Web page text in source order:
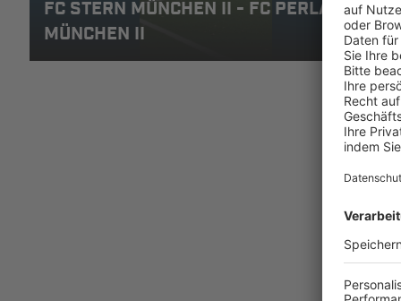
FC STERN MÜNCHEN II - FC PERLACH
MÜNCHEN II